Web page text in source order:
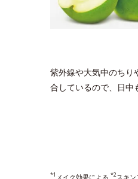
紫外線や大気中のちり
合しているので、日中
*1 メイク効果による *2スキ